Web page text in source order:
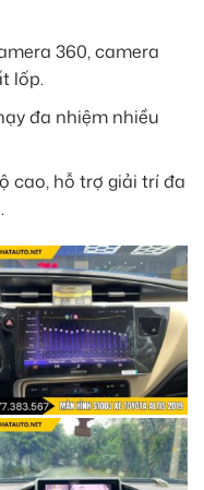
360, camera
lốp.
đa nhiệm nhiều
cao, hỗ trợ giải trí đa